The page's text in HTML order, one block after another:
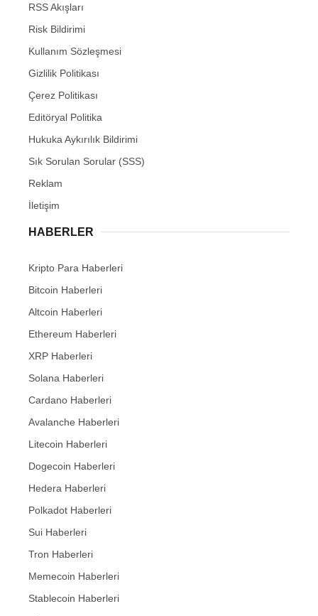
RSS Akışları
Risk Bildirimi
Kullanım Sözleşmesi
Gizlilik Politikası
Çerez Politikası
Editöryal Politika
Hukuka Aykırılık Bildirimi
Sık Sorulan Sorular (SSS)
Reklam
İletişim
HABERLER
Kripto Para Haberleri
Bitcoin Haberleri
Altcoin Haberleri
Ethereum Haberleri
XRP Haberleri
Solana Haberleri
Cardano Haberleri
Avalanche Haberleri
Litecoin Haberleri
Dogecoin Haberleri
Hedera Haberleri
Polkadot Haberleri
Sui Haberleri
Tron Haberleri
Memecoin Haberleri
Stablecoin Haberleri